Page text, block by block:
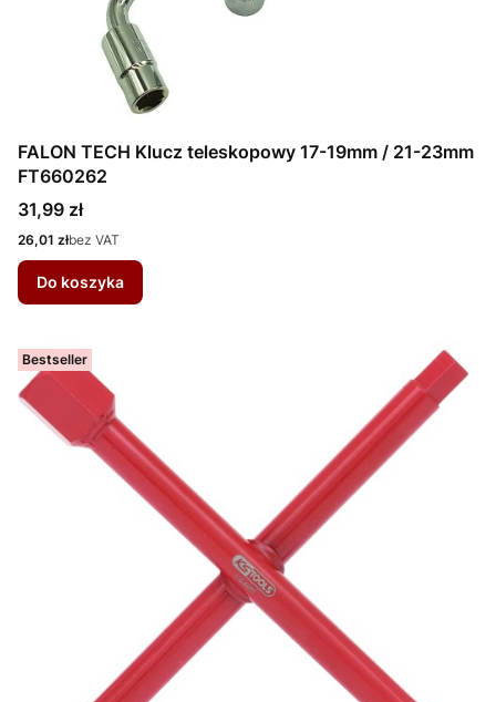
FALON TECH Klucz teleskopowy 17-19mm / 21-23mm
FT660262
Cena
31,99 zł
Cena
26,01 złbez VAT
Do koszyka
Bestseller